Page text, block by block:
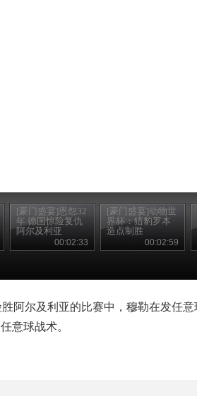
[豪门盛宴]恩怨32
年 德国惊险复仇
阿尔及利亚
00:02:33
[豪门盛宴]动物世
界杯：猎豹罗本
造点制胜
00:02:59
阿尔及利亚的比赛中，穆勒在发任
意球战术。